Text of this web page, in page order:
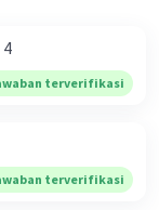
adalah B. x
4
terverifikasi
terverifikasi